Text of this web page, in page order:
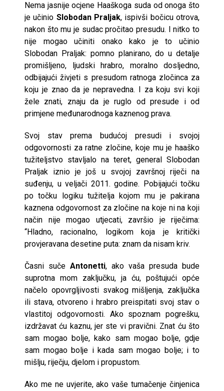
Nema jasnije ocjene Haaškoga suda od onoga što
je učinio Slobodan Praljak, ispivši bočicu otrova,
nakon što mu je sudac pročitao presudu. I nitko to
nije mogao učiniti onako kako je to učinio
Slobodan Praljak: pomno planirano, do u detalje
promišljeno, ljudski hrabro, moralno dosljedno,
odbijajući živjeti s presudom ratnoga zločinca za
koju je znao da je nepravedna. I za koju svi koji
žele znati, znaju da je ruglo od presude i od
primjene međunarodnoga kaznenog prava.
Svoj stav prema budućoj presudi i svojoj
odgovornosti za ratne zločine, koje mu je haaško
tužiteljstvo stavljalo na teret, general Slobodan
Praljak iznio je još u svojoj završnoj riječi na
suđenju, u veljači 2011. godine. Pobijajući točku
po točku logiku tužitelja kojom mu je pakirana
kaznena odgovornost za zločine na koje ni na koji
način nije mogao utjecati, završio je riječima:
“Hladno, racionalno, logikom koja je kritički
provjeravana desetine puta: znam da nisam kriv.
Časni suče Antonetti, ako vaša presuda bude
suprotna mom zaključku, ja ću, poštujući opće
načelo opovrgljivosti svakog mišljenja, zaključka
ili stava, otvoreno i hrabro preispitati svoj stav o
vlastitoj odgovornosti. Ako spoznam pogrešku,
izdržavat ću kaznu, jer ste vi pravični. Znat ću što
sam mogao bolje, kako sam mogao bolje, gdje
sam mogao bolje i kada sam mogao bolje; i to
mišlju, riječju, djelom i propustom.
Ako me ne uvjerite, ako vaše tumačenje činjenica